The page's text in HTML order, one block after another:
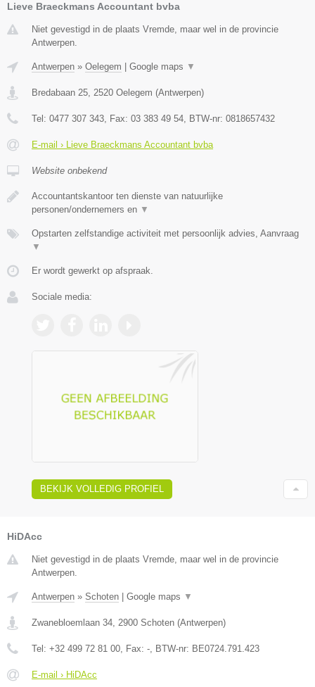
Lieve Braeckmans Accountant bvba
Niet gevestigd in de plaats Vremde, maar wel in de provincie
Antwerpen.
Antwerpen » Oelegem Google maps ▼
Bredabaan 25, 2520 Oelegem (Antwerpen)
Tel: 0477 307 343, Fax: 03 383 49 54, BTW-nr: 0818657432
E-mail › Lieve Braeckmans Accountant bvba
Website onbekend
Accountantskantoor ten dienste van natuurlijke
personen/ondernemers en ▼
Opstarten zelfstandige activiteit met persoonlijk advies, Aanvraag
▼
Er wordt gewerkt op afspraak.
Sociale media:
BEKIJK VOLLEDIG PROFIEL
HiDAcc
Niet gevestigd in de plaats Vremde, maar wel in de provincie
Antwerpen.
Antwerpen » Schoten Google maps ▼
Zwanebloemlaan 34, 2900 Schoten (Antwerpen)
Tel: +32 499 72 81 00, Fax: -, BTW-nr: BE0724.791.423
E-mail › HiDAcc